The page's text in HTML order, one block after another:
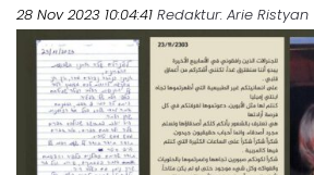
28 Nov 2023 10:04:41 Redaktur: Arie Ristyan